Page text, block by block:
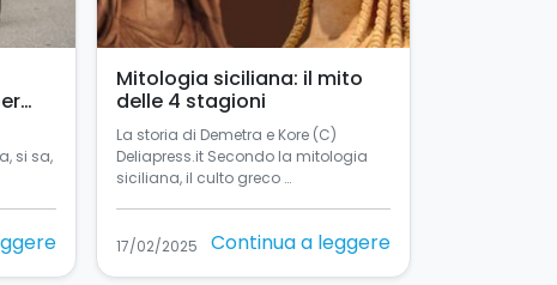
si sa,
Mitologia siciliana: il mito
delle 4 stagioni
La storia di Demetra e Kore (C)
Deliapress.it Secondo la mitologia
siciliana, il culto greco …
17/02/2025 Continua a leggere